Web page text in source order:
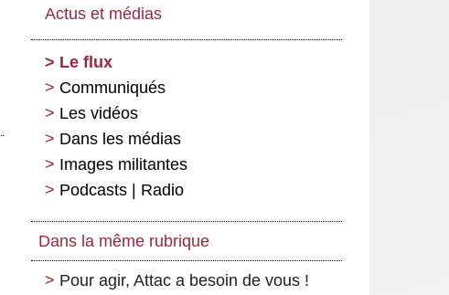
Actus et médias
Le flux
Communiqués
Les vidéos
Dans les médias
Images militantes
Podcasts | Radio
Dans la même rubrique
Pour agir, Attac a besoin de vous !